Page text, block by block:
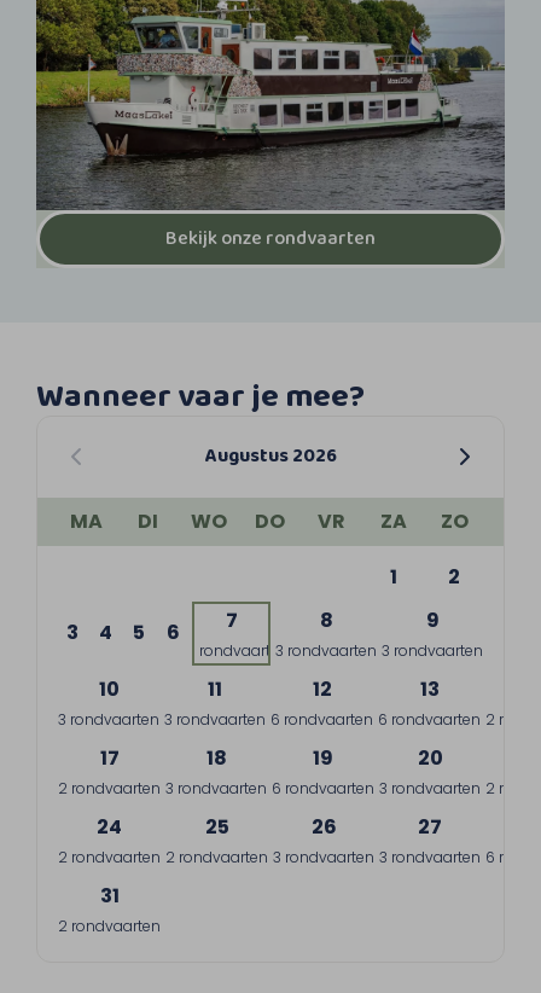
Bekijk onze rondvaarten
Wanneer vaar je mee?
Augustus 2026
MA DI WO DO VR ZA
ZO
1
2
3 4 5 6 7
1 rondvaart
8
3 rondvaarten
9
3 rondvaarten
10
3 rondvaarten
11
3 rondvaarten
12
6 rondvaarten
13
6 rondvaarten 2
17
2 rondvaarten
18
3 rondvaarten
19
6 rondvaarten
20
3 rondvaarten 2
24
2 rondvaarten
25
2 rondvaarten
26
3 rondvaarten
27
3 rondvaarten 6
31
2 rondvaarten